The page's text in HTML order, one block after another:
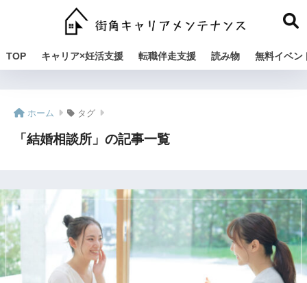
TOP キャリア×妊活支援 転職伴走支援 読み物 無料イベン
ホーム タグ
「結婚相談所」の記事一覧